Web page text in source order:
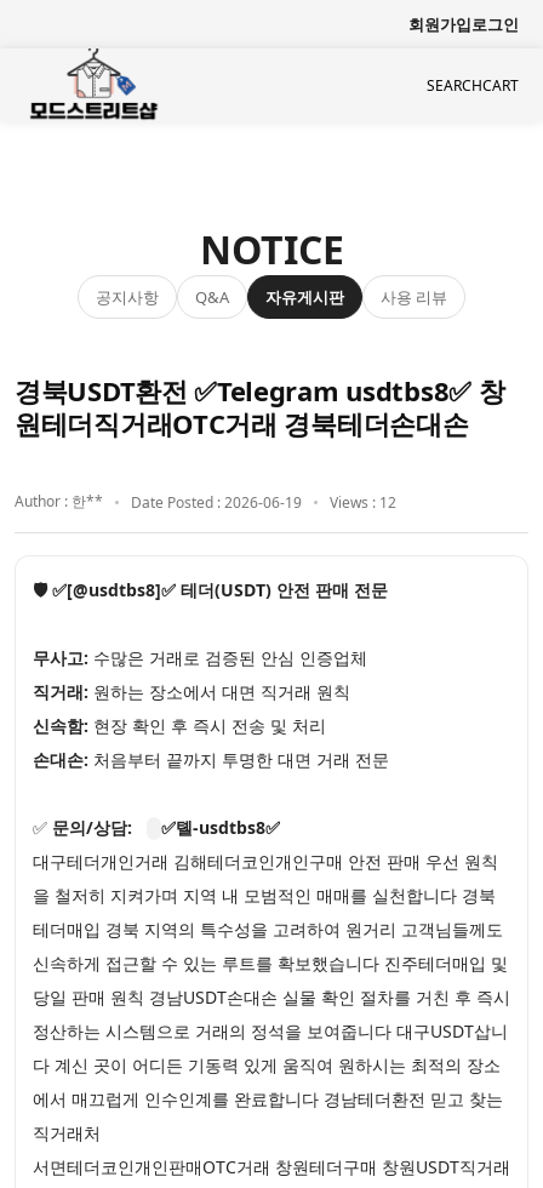
회원가입로그인
SEARCHCART
NOTICE
공지사항 Q&A 자유게시판 사용 리뷰
경북USDT환전 ✅Telegram usdtbs8✅ 창
원테더직거래OTC거래 경북테더손대손
Author : 한** Date Posted : 2026-06-19 Views : 12
🛡️ ✅[@usdtbs8]✅ 테더(USDT) 안전 판매 전문
무사고: 수많은 거래로 검증된 안심 인증업체
직거래: 원하는 장소에서 대면 직거래 원칙
신속함: 현장 확인 후 즉시 전송 및 처리
손대손: 처음부터 끝까지 투명한 대면 거래 전문
✅ 문의/상담:
✅톌-usdtbs8✅
대구테더개인거래 김해테더코인개인구매 안전 판매 우선 원칙
을 철저히 지켜가며 지역 내 모범적인 매매를 실천합니다 경북
테더매입 경북 지역의 특수성을 고려하여 원거리 고객님들께도
신속하게 접근할 수 있는 루트를 확보했습니다 진주테더매입 및
당일 판매 원칙 경남USDT손대손 실물 확인 절차를 거친 후 즉시
정산하는 시스템으로 거래의 정석을 보여줍니다 대구USDT삽니
다 계신 곳이 어디든 기동력 있게 움직여 원하시는 최적의 장소
에서 매끄럽게 인수인계를 완료합니다 경남테더환전 믿고 찾는
직거래처
서면테더코인개인판매OTC거래 창원테더구매 창원USDT직거래